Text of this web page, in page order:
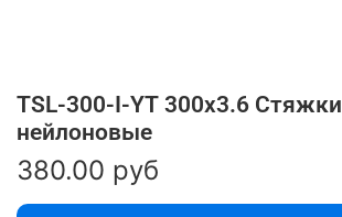
TSL-300-I-YT 300x3.6 Стяжки
нейлоновые
380.00 руб